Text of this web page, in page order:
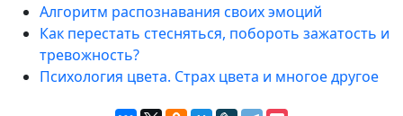
Алгоритм распознавания своих эмоций
Как перестать стесняться, побороть зажатость и
тревожность?
Психология цвета. Страх цвета и многое другое